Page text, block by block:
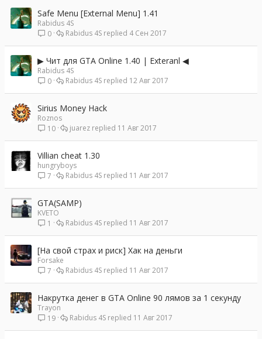
Safe Menu [External Menu] 1.41
Rabidus 4S
0
4 Сен 2017
Rabidus 4S
▶ Чит для GTA Online 1.40 | Exteranl ◀
Rabidus 4S
0
12 Авг 2017
Rabidus 4S
Sirius Money Hack
Roznos
10
11 Авг 2017
juarez
Villian cheat 1.30
hungryboys
7
11 Авг 2017
Rabidus 4S
GTA(SAMP)
KVETO
1
11 Авг 2017
Rabidus 4S
[На свой страх и риск] Хак на деньги
Forsake
7
11 Авг 2017
Rabidus 4S
Накрутка денег в GTA Online 90 лямов за 1 секунду
Trayon
19
11 Авг 2017
Rabidus 4S